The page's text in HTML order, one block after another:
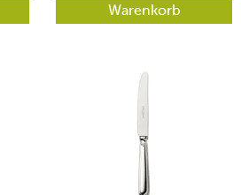
Warenkorb